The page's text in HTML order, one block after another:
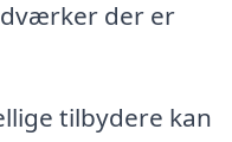
der er
tilbydere kan